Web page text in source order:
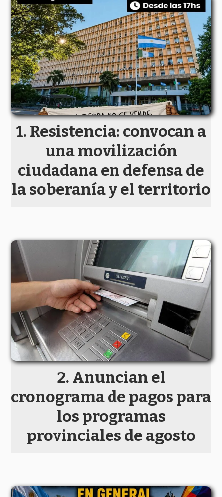
Resistencia: convocan a
una movilización
ciudadana en defensa de
la soberanía y el territorio
Anuncian el
cronograma de pagos para
los programas
provinciales de agosto